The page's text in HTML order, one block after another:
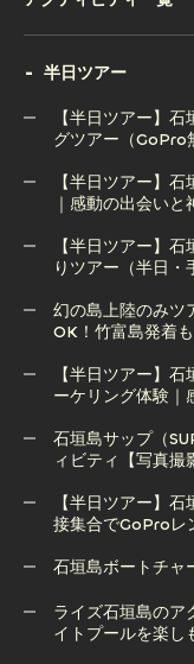
半日ツアー
【半日ツアー】
グツアー（GoPro
【半日ツアー】
グツアー（GoPro
【半日ツアー】
｜感動の出会いと
【半日ツアー】石
【半日ツアー】
りツアー（半日・
【半日ツアー】石
幻の島上陸のみツ
OK！竹富島発着
幻の島上陸のみツ
【半日ツアー】
ーケリング体験｜
【半日ツアー】石
石垣島サップ（
ィビティ【写真撮
石垣島サップ（
【半日ツアー】
接集合でGoProレ
接集合でGoProレ
石垣島ボートチャ
石垣島ボートチャ
ライズ石垣島の
イトプールを楽し